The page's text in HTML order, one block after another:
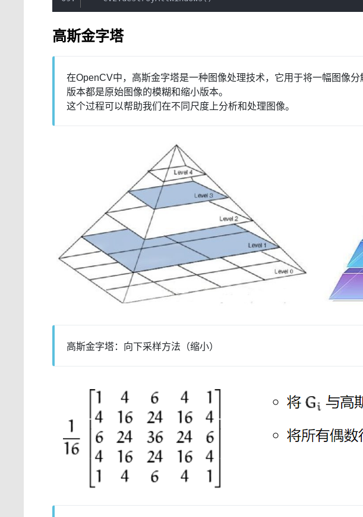
高斯金字塔
在OpenCV中，高斯金字塔是一种图像处理技术，它用于将一幅图像
版本都是原始图像的模糊和缩小版本。
这个过程可以帮助我们在不同尺度上分析和处理图像。
高斯金字塔：向下采样方法（缩小）